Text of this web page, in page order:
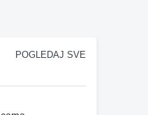
POGLEDAJ SVE